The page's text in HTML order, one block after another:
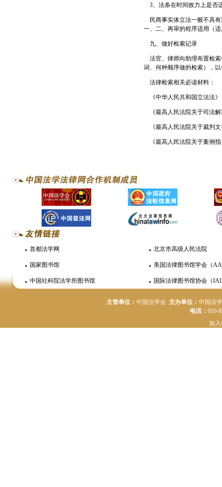
3、法条在时间效力上是否
民商事实体立法一般不具有
一、二、再审的程序适用（
九、做好检索记录
法官、律师向助理布置检索
词、何种顺序做的检索），
法律检索相关必读材料：
《中华人民共和国立法法》
《最高人民法院关于司法
《最高人民法院关于裁判
《最高人民法院关于案例
首都法学网 北京市高级人民法院
国家图书馆 美国法律图书馆学会（
中国社科院法学所图书馆 国际法律图书馆协会（
主管单位： 中国法学会 主办单位： 中国法
电话： 010-
加